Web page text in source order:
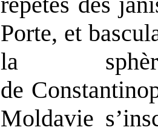
Porte, et
la
de
Moldavie